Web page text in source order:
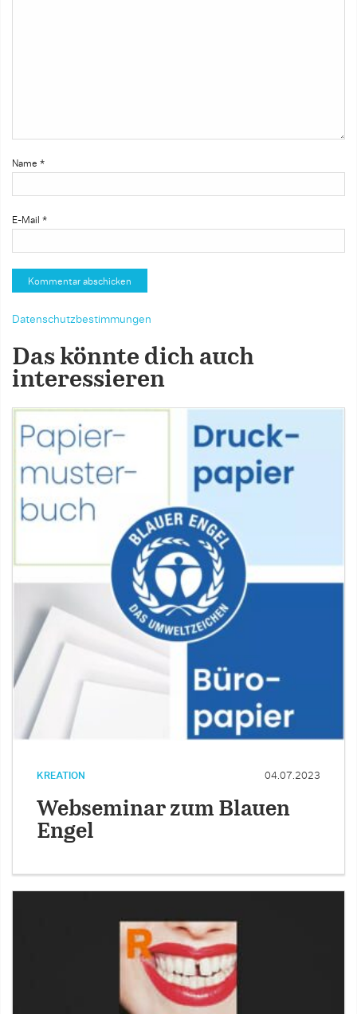
Name *
E-Mail *
Datenschutzbestimmungen
Das könnte dich auch
interessieren
KREATION 04.07.2023
Webseminar zum Blauen
Engel